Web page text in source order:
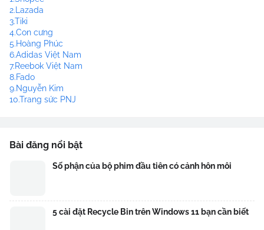
2.Lazada
3.Tiki
4.Con cưng
5.Hoàng Phúc
6.Adidas Việt Nam
7.Reebok Việt Nam
8.Fado
9.Nguyễn Kim
10.Trang sức PNJ
Bài đăng nổi bật
Số phận của bộ phim đầu tiên có cảnh hôn môi
5 cài đặt Recycle Bin trên Windows 11 bạn cần biết